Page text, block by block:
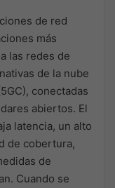
de red
más
las redes de
de la nube
conectadas
abiertos. El
latencia, un alto
de cobertura,
de
Cuando se